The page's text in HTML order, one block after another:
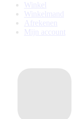
Winkel
Winkelmand
Afrekenen
Mijn account